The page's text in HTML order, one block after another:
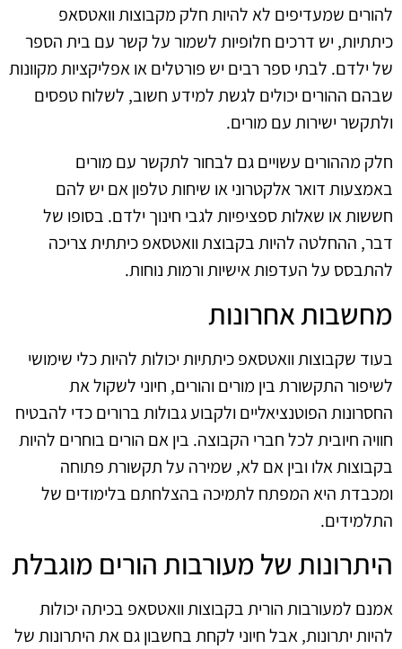
להורים שמעדיפים לא להיות חלק מקבוצות וואטסאפ
כיתתיות, יש דרכים חלופיות לשמור על קשר עם בית הספר
של ילדם. לבתי ספר רבים יש פורטלים או אפליקציות מקוונות
שבהם ההורים יכולים לגשת למידע חשוב, לשלוח טפסים
ולתקשר ישירות עם מורים.
חלק מההורים עשויים גם לבחור לתקשר עם מורים
באמצעות דואר אלקטרוני או שיחות טלפון אם יש להם
חששות או שאלות ספציפיות לגבי חינוך ילדם. בסופו של
דבר, ההחלטה להיות בקבוצת וואטסאפ כיתתית צריכה
להתבסס על העדפות אישיות ורמות נוחות.
מחשבות אחרונות
בעוד שקבוצות וואטסאפ כיתתיות יכולות להיות כלי שימושי
לשיפור התקשורת בין מורים והורים, חיוני לשקול את
החסרונות הפוטנציאליים ולקבוע גבולות ברורים כדי להבטיח
חוויה חיובית לכל חברי הקבוצה. בין אם הורים בוחרים להיות
בקבוצות אלו ובין אם לא, שמירה על תקשורת פתוחה
ומכבדת היא המפתח לתמיכה בהצלחתם בלימודים של
התלמידים.
היתרונות של מעורבות הורים מוגבלת
אמנם למעורבות הורית בקבוצות וואטסאפ בכיתה יכולות
להיות יתרונות, אבל חיוני לקחת בחשבון גם את היתרונות של